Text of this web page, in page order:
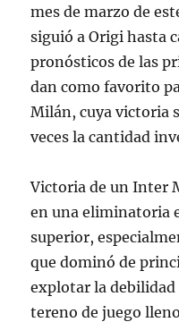
mes de marzo de
siguió a Origi hasta
pronósticos de las
dan como favorito
Milán, cuya victoria
veces la cantidad
Victoria de un Inter
en una eliminatoria
superior,
que dominó de
explotar la debilidad
tereno de juego